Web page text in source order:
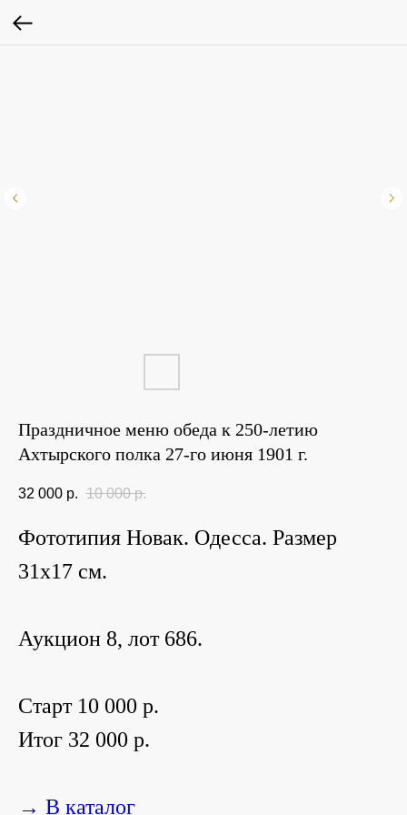
Праздничное меню обеда к 250-летию
Ахтырского полка 27-го июня 1901 г.
32 000 р. 10 000 р.
Фототипия Новак. Одесса. Размер
31х17 см.
Аукцион 8, лот 686.
Старт 10 000 р.
Итог 32 000 р.
→ В каталог